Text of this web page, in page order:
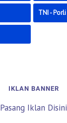
TNI - Porli
IKLAN BANNER
Pasang Iklan Disini